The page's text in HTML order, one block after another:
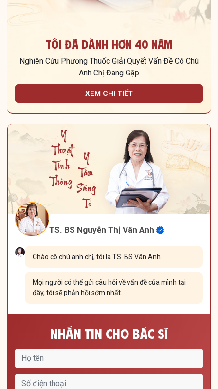
Tôi Đã Dành Hơn 40 Năm
Nghiên Cứu Phương Thuốc Giải Quyết Vấn Đề Cô Chú
Anh Chị Đang Gặp
XEM CHI TIẾT
TS. BS Nguyễn Thị Vân Anh
Chào cô chú anh chị, tôi là TS. BS Vân Anh
Mọi người có thể gửi câu hỏi về vấn đề của mình tại
đây, tôi sẽ phản hồi sớm nhất.
Nhắn Tin Cho Bác Sĩ